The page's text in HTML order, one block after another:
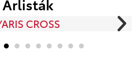
Árlisták
CROSS